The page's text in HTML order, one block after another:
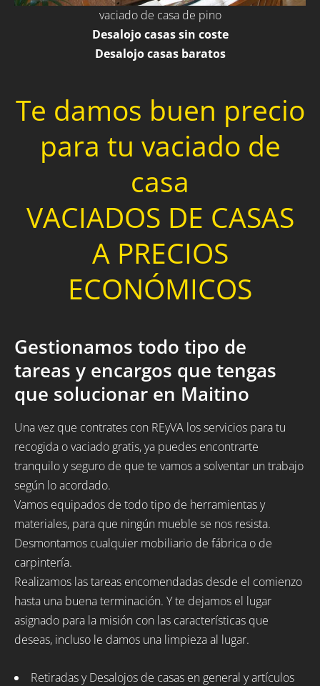
vaciado de casa de pino
Desalojo casas sin coste
Desalojo casas baratos
Te damos buen precio
para tu vaciado de
casa
VACIADOS DE CASAS
A PRECIOS
ECONÓMICOS
Gestionamos todo tipo de
tareas y encargos que tengas
que solucionar en Maitino
Una vez que contrates con REyVA los servicios para tu
recogida o vaciado gratis, ya puedes encontrarte
tranquilo y seguro de que te vamos a solventar un trabajo
según lo acordado.
Vamos equipados de todo tipo de herramientas y
materiales, para que ningún mueble se nos resista.
Desmontamos cualquier mobiliario de fábrica o de
carpintería.
Realizamos las tareas encomendadas desde el comienzo
hasta una buena terminación. Y te dejamos el lugar
asignado para la misión con las características que
deseas, incluso le damos una limpieza al lugar.
Retiradas y Desalojos de casas en general y artículos